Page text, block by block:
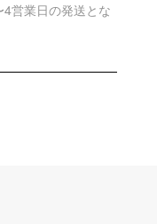
営業日の発送とな